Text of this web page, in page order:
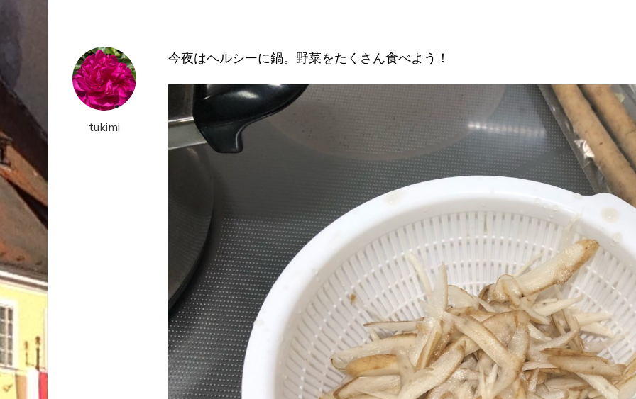
シ
ー
鍋。
hot
pot
with
of
tukimi
今夜はヘルシーに鍋。野菜をたくさん食べよう！